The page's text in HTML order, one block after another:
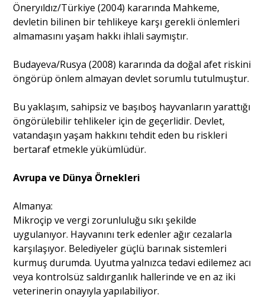
Öneryıldız/Türkiye (2004) kararında Mahkeme,
devletin bilinen bir tehlikeye karşı gerekli önlemleri
almamasını yaşam hakkı ihlali saymıştır.
Budayeva/Rusya (2008) kararında da doğal afet riskini
öngörüp önlem almayan devlet sorumlu tutulmuştur.
Bu yaklaşım, sahipsiz ve başıboş hayvanların yarattığı
öngörülebilir tehlikeler için de geçerlidir. Devlet,
vatandaşın yaşam hakkını tehdit eden bu riskleri
bertaraf etmekle yükümlüdür.
Avrupa ve Dünya Örnekleri
Almanya:
Mikroçip ve vergi zorunluluğu sıkı şekilde
uygulanıyor. Hayvanını terk edenler ağır cezalarla
karşılaşıyor. Belediyeler güçlü barınak sistemleri
kurmuş durumda. Uyutma yalnızca tedavi edilemez acı
veya kontrolsüz saldırganlık hallerinde ve en az iki
veterinerin onayıyla yapılabiliyor.